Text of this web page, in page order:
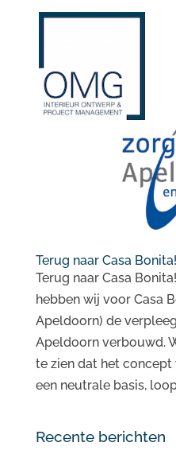
Terug naar Casa Bonita!
Terug naar Casa
hebben wij voor Casa
Apeldoorn) de
Apeldoorn verbouwd.
te zien dat het
een neutrale basis,
Recente berichten